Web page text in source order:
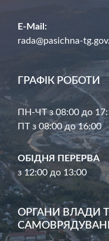
E-Mail:
rada@pasichna-
ГРАФІК РОБОТИ
ПН-ЧТ з 08:00 до
ПТ з 08:00 до 16:00
ОБІДНЯ ПЕРЕРВА
з 12:00 до 13:00
ОРГАНИ ВЛАДИ